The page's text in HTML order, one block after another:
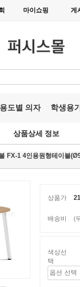
마이쇼핑 게
용도별 의자 학생용
상품상세 정보
FX-1 4인용원형테이블
상품가
배송비 (
색상선
택